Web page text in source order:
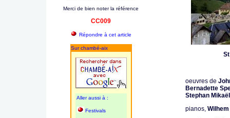
Merci de bien noter la référence
CC009
Répondre à cet article
Sur chambé-aix
Aller aussi à :
Festivals
oeuvres de
Bernadette
Stephan
pianos,